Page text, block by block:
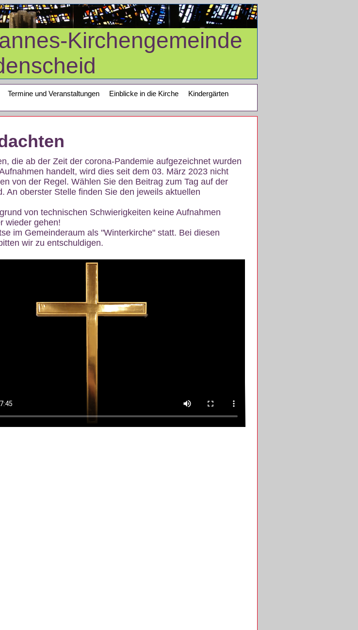
Kirchengemeinde
Termine und Veranstaltungen Einblicke in die Kirche
Kindergärten
die ab der Zeit der corona-Pandemie aufgezeichnet wurden
handelt, wird dies seit dem 03. März 2023 nicht
von der Regel. Wählen Sie den Beitrag zum Tag auf der
An oberster Stelle finden Sie den jeweils aktuellen
von technischen Schwierigkeiten keine Aufnahmen
wieder gehen!
im Gemeinderaum als "Winterkirche" statt. Bei diesen
wir zu entschuldigen.